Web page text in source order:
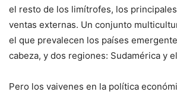
el resto de los limítrofes, los
ventas externas. Un conjunto
el que prevalecen los países
cabeza, y dos regiones: Sudamérica y
Pero los vaivenes en la política